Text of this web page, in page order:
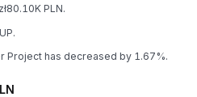
PLN.
Project has decreased by 1.67%.